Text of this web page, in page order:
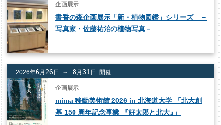
企画展示
書香の森企画展示「新・植物図鑑」シリーズ －
写真家・佐藤祐治の植物写真－
2026年6 月 26 日 ～ 8 月31 日 開催
企画展示
mima 移動美術館 2026 in 北海道大学 「北大創
基 150 周年記念事業 『好太郎と北大』 」